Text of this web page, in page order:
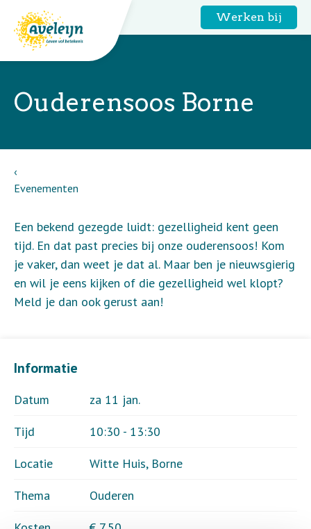
Werken bij
Ouderensoos Borne
Evenementen
Informatie
Datum
za 11 jan.
Tijd
10:30 - 13:30
Locatie
Witte Huis, Borne
Thema
Ouderen
Een bekend gezegde luidt: gezelligheid kent geen
tijd. En dat past precies bij onze ouderensoos! Kom
je vaker, dan weet je dat al. Maar ben je nieuwsgierig
en wil je eens kijken of die gezelligheid wel klopt?
Meld je dan ook gerust aan!